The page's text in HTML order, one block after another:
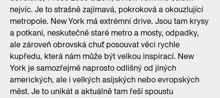
nejvíc. Je to strašně zajímavá, pokroková a okouzlující
metropole. New York má extrémní drive. Jsou tam krysy
a potkani, neskutečně staré metro a mosty, odpadky,
ale zároveň obrovská chuť posouvat věci rychle
kupředu, která nám může být velkou inspirací. New
York je samozřejmě naprosto odlišný od jiných
amerických, ale i velkých asijských nebo evropských
měst. Je to unikát a aktuálně tam řeší spoustu